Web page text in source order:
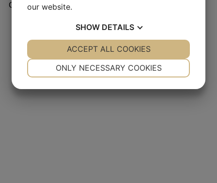
Cechy:
Bardzo wysoka tolerancja na mączniaka
Szybki wzrost i zakrywanie międzyrzędzi
Wysoka tolerancja na Aphanomyces
Wysoka odporność na pośpiechy
our website.
SHOW DETAILS
YES NO YES NO
ONLY NECESSARY COOKIES
ACCEPT ALL COOKIES